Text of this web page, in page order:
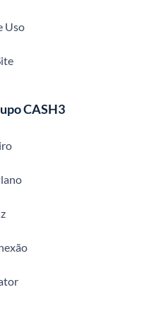
Uso
CASH3